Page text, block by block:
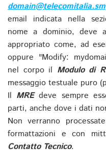
domain@telecomitalia.sm
email indicata nella
nome a dominio, deve
appropriato come, ad
oppure "Modify:
nel corpo il Modulo di
messaggio testuale puro
Il MREdeve sempre
parti, anche dove i dati
Non verranno
formattazioni e con
Contatto Tecnico.